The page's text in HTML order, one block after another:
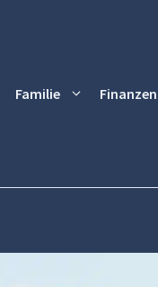
Familie Finanzen